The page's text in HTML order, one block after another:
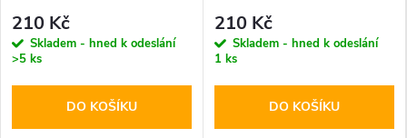
210 Kč
Skladem - hned k odeslání
>5 ks
DO KOŠÍKU
210 Kč
Skladem - hned k odeslání
1 ks
DO KOŠÍKU